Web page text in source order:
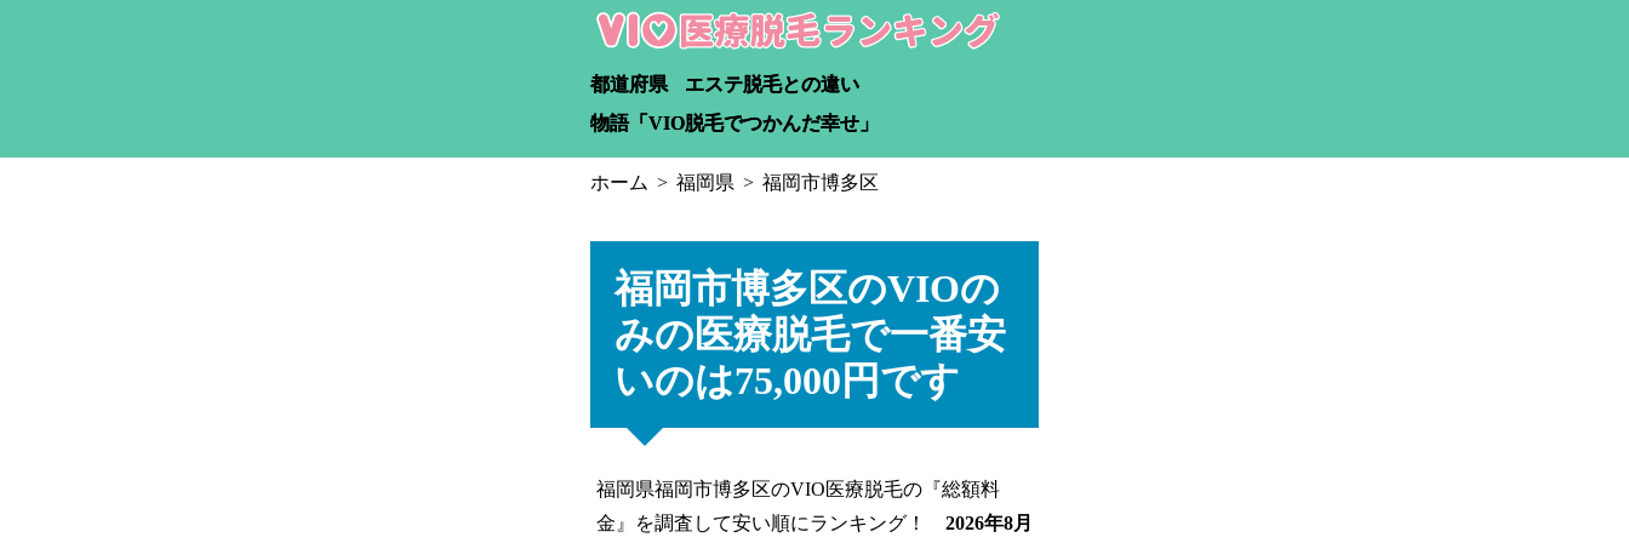
都道府県
エステ脱毛との違い
物語「VIO脱毛でつかんだ幸せ」
ホーム 福岡県 福岡市博多区
福岡市博多区のVIOの
みの医療脱毛で一番安
いのは75,000円です
福岡県福岡市博多区のVIO医療脱毛の『総額料
金』を調査して安い順にランキング！ 2026年8月